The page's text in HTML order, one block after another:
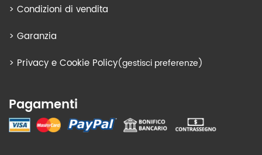
> Condizioni di vendita
> Garanzia
> Privacy e Cookie Policy(gestisci preferenze)
Pagamenti